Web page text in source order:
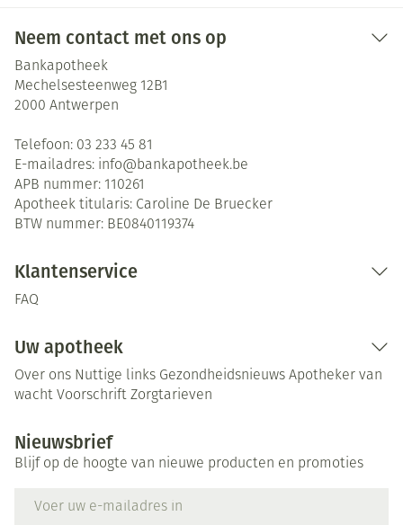
Neem contact met ons op
Bankapotheek
Mechelsesteenweg 12B1
2000 Antwerpen
Telefoon: 03 233 45 81
E-mailadres: info@bankapotheek.be
APB nummer: 110261
Apotheek titularis: Caroline De Bruecker
BTW nummer: BE0840119374
Klantenservice
FAQ
Uw apotheek
Over ons Nuttige links Gezondheidsnieuws Apotheker van
wacht Voorschrift Zorgtarieven
Nieuwsbrief
Blijf op de hoogte van nieuwe producten en promoties